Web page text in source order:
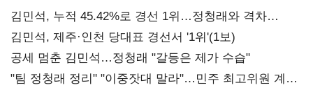
김민석, 누적 45.42%로 경선 1위…정청래와 격차
0.86%p(2보)
김민석, 제주·인천 당대표 경선서 '1위'(1보)
공세 멈춘 김민석…정청래 "갈등은 제가 수습"
"팀 정청래 정리" "이중잣대 말라"…민주 최고위원 계파